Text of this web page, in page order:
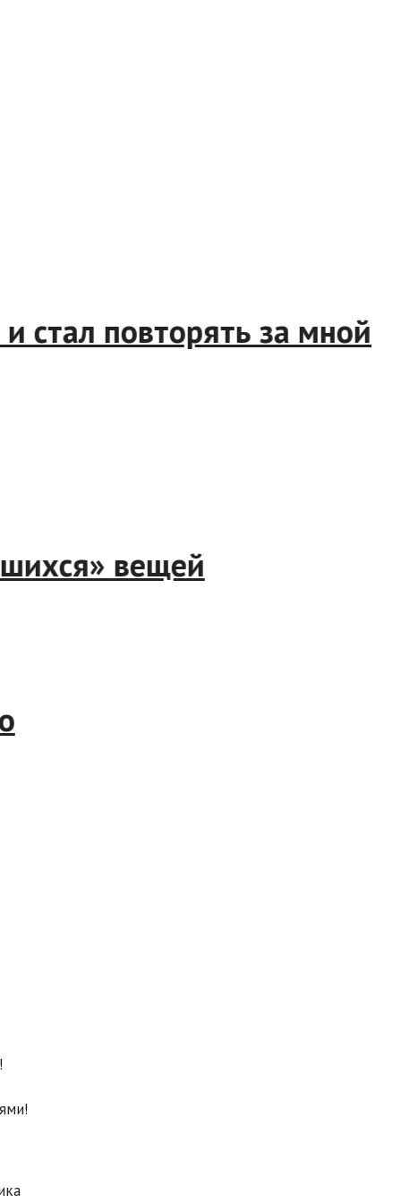
и стал повторять за
вещей